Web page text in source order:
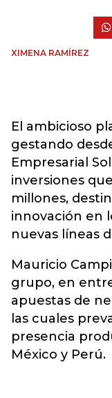
XIMENA RAMÍREZ
El ambicioso
gestando
Empresarial
inversiones
millones,
innovación en
nuevas líneas
Mauricio
grupo, en
apuestas de
las cuales
presencia
México y Perú.